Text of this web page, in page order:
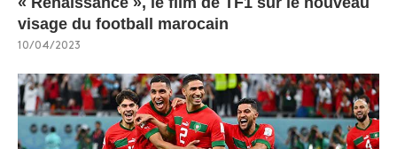
visage du football marocain
10/04/2023